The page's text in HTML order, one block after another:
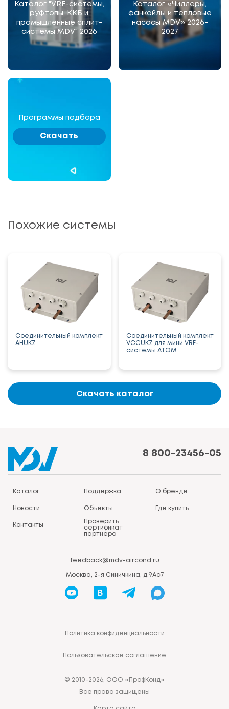
Каталог "VRF-системы,
руфтопы, ККБ и
промышленные сплит-
системы MDV" 2026
Каталог «Чиллеры,
фанкойлы и тепловые
насосы MDV» 2026-
2027
Программы подбора
Скачать
Похожие системы
Соединительный комплект
AHUKZ
Соединительный комплект
VCCUKZ для мини VRF-
системы ATOM
Скачать каталог
8 800-23456-05
Каталог Поддержка О бренде
Новости Объекты Где купить
Контакты
Проверить
сертификат
партнера
feedback@mdv-aircond.ru
Москва, 2-я Синичкина, д.9Ас7
Политика конфиденциальности
Пользовательское соглашение
© 2010-2026, ООО «ПрофКонд»
Все права защищены